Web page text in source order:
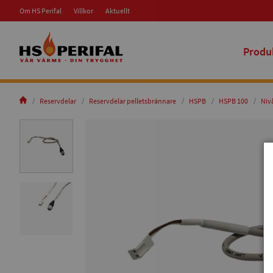
Om HS Perifal Villkor Aktuellt
Reservdelar Reservdelar pelletsbrännare HSPB HSPB 100